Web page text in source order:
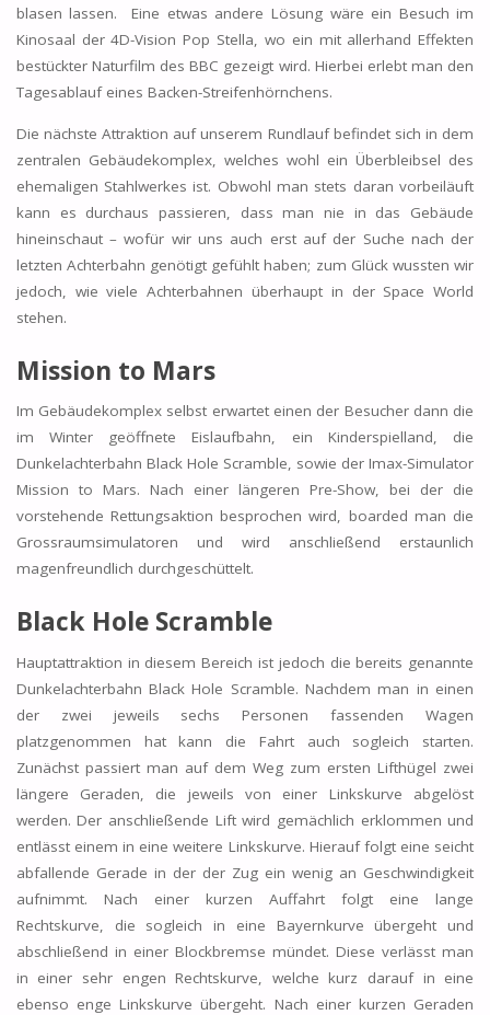
blasen lassen. Eine etwas andere Lösung wäre ein Besuch im
Kinosaal der 4D-Vision Pop Stella, wo ein mit allerhand Effekten
bestückter Naturfilm des BBC gezeigt wird. Hierbei erlebt man den
Tagesablauf eines Backen-Streifenhörnchens.
Die nächste Attraktion auf unserem Rundlauf befindet sich in dem
zentralen Gebäudekomplex, welches wohl ein Überbleibsel des
ehemaligen Stahlwerkes ist. Obwohl man stets daran vorbeiläuft
kann es durchaus passieren, dass man nie in das Gebäude
hineinschaut – wofür wir uns auch erst auf der Suche nach der
letzten Achterbahn genötigt gefühlt haben; zum Glück wussten wir
jedoch, wie viele Achterbahnen überhaupt in der Space World
stehen.
Mission to Mars
Im Gebäudekomplex selbst erwartet einen der Besucher dann die
im Winter geöffnete Eislaufbahn, ein Kinderspielland, die
Dunkelachterbahn Black Hole Scramble, sowie der Imax-Simulator
Mission to Mars. Nach einer längeren Pre-Show, bei der die
vorstehende Rettungsaktion besprochen wird, boarded man die
Grossraumsimulatoren und wird anschließend erstaunlich
magenfreundlich durchgeschüttelt.
Black Hole Scramble
Hauptattraktion in diesem Bereich ist jedoch die bereits genannte
Dunkelachterbahn Black Hole Scramble. Nachdem man in einen
der zwei jeweils sechs Personen fassenden Wagen
platzgenommen hat kann die Fahrt auch sogleich starten.
Zunächst passiert man auf dem Weg zum ersten Lifthügel zwei
längere Geraden, die jeweils von einer Linkskurve abgelöst
werden. Der anschließende Lift wird gemächlich erklommen und
entlässt einem in eine weitere Linkskurve. Hierauf folgt eine seicht
abfallende Gerade in der der Zug ein wenig an Geschwindigkeit
aufnimmt. Nach einer kurzen Auffahrt folgt eine lange
Rechtskurve, die sogleich in eine Bayernkurve übergeht und
abschließend in einer Blockbremse mündet. Diese verlässt man
in einer sehr engen Rechtskurve, welche kurz darauf in eine
ebenso enge Linkskurve übergeht. Nach einer kurzen Geraden